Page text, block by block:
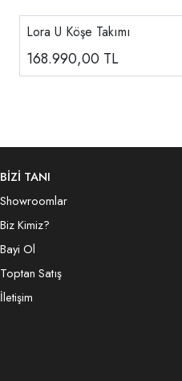
Lora U Köşe Takımı
168.990,00 TL
BİZİ TANI
Showroomlar
Biz Kimiz?
Bayi Ol
Toptan Satış
İletişim